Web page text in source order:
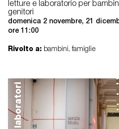
letture e laboratorio per
genitori
domenica 2 novembre, 21
ore 11:00
Rivolto a: bambini, famiglie
laboratori